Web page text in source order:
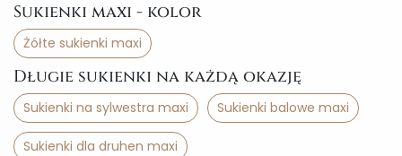
Sukienki maxi - kolor
Żółte sukienki maxi
Długie sukienki na każdą okazję
Sukienki na sylwestra maxi Sukienki balowe maxi
Sukienki dla druhen maxi